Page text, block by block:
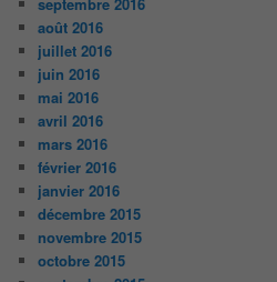
août 2016
juillet 2016
juin 2016
mai 2016
avril 2016
mars 2016
février 2016
janvier 2016
décembre 2015
novembre 2015
octobre 2015